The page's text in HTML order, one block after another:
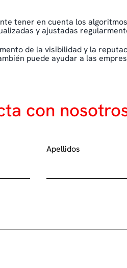
tener en cuenta los
y ajustadas
de la visibilidad y la
puede ayudar a las
con
Apellidos